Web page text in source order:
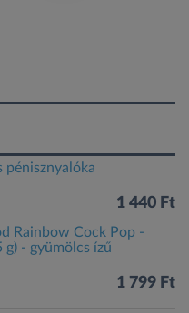
pénisznyalóka
1 440 Ft
Rainbow Cock Pop -
g) - gyümölcs ízű
1 799 Ft